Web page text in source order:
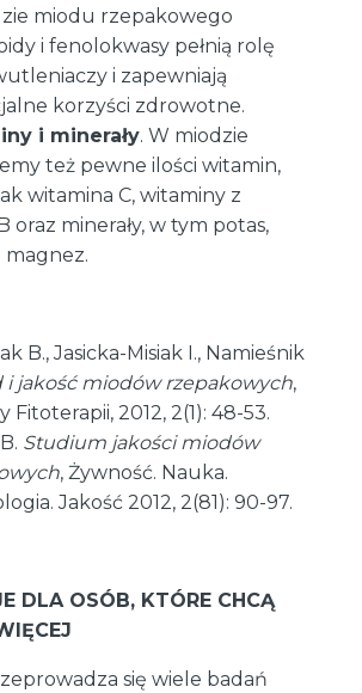
miodu rzepakowego
i fenolokwasy pełnią rolę
i zapewniają
korzyści zdrowotne.
i minerały. W miodzie
też pewne ilości witamin,
witamina C, witaminy z
oraz minerały, w tym potas,
magnez.
B., Jasicka-Misiak I., Namieśnik
i jakość miodów rzepakowych,
Fitoterapii, 2012, 2(1): 48-53.
Studium jakości miodów
, Żywność. Nauka.
Jakość 2012, 2(81): 90-97.
DLA OSÓB, KTÓRE CHCĄ
się wiele badań